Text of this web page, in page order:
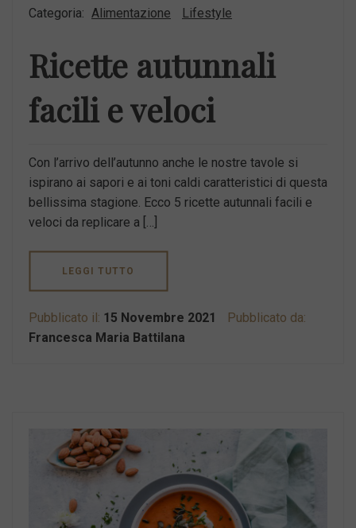
Categoria: Alimentazione Lifestyle
Ricette autunnali
facili e veloci
Con l’arrivo dell’autunno anche le nostre tavole si
ispirano ai sapori e ai toni caldi caratteristici di questa
bellissima stagione. Ecco 5 ricette autunnali facili e
veloci da replicare a […]
LEGGI TUTTO
Pubblicato il: 15 Novembre 2021
Pubblicato da:
Francesca Maria Battilana